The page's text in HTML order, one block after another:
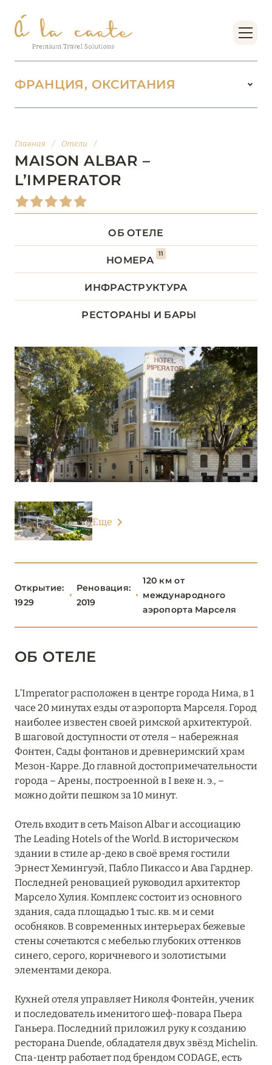
ФРАНЦИЯ, ОКСИТАНИЯ
БОРДО (НОВАЯ
АКВИТАНИЯ)
БРЕТАНЬ
БУРГУНДИЯ
ДОЛИНА ЛУАРЫ 8
ИЛЬ-ДЕ-ФРАНС
ЛАЗУРНЫЙ БЕРЕГ 35
НОРМАНДИЯ 6
О-ДЕ-ФРАНС 3
ОВЕРНЬ-РОНА-АЛЬПЫ 80
ОКСИТАНИЯ
ПАРИЖ 46
Главная / Отели /
MAISON ALBAR –
L’IMPERATOR
ОБ ОТЕЛЕ
НОМЕРА
11
ИНФРАСТРУКТУРА
РЕСТОРАНЫ И БАРЫ
Еще
Открытие:
1929
Реновация:
2019
120 км от
международного
аэропорта Марселя
ОБ ОТЕЛЕ
L’Imperator расположен в центре города Нима, в 1
часе 20 минутах езды от аэропорта Марселя. Город
наиболее известен своей римской архитектурой.
В шаговой доступности от отеля – набережная
Фонтен, Сады фонтанов и древнеримский храм
Мезон-Карре. До главной достопримечательности
города – Арены, построенной в I веке н. э., –
можно дойти пешком за 10 минут.
Отель входит в сеть Maison Albar и ассоциацию
The Leading Hotels of the World.В историческом
здании в стиле ар-деко в своё время гостили
Эрнест Хемингуэй, Пабло Пикассо и Ава Гарднер.
Последней реновацией руководил архитектор
Марсело Хулия. Комплекс состоит из основного
здания, сада площадью 1 тыс. кв. м и семи
особняков. В современных интерьерах бежевые
стены сочетаются с мебелью глубоких оттенков
синего, серого, коричневого и золотистыми
элементами декора.
Кухней отеля управляет Николя Фонтейн, ученик
и последователь именитого шеф-повара Пьера
Ганьера. Последний приложил руку к созданию
ресторана Duende, обладателя двух звёзд Michelin.
Спа-центр работает под брендом CODAGE, есть